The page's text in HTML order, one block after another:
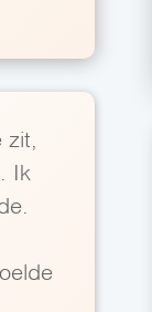
zit,
Ik